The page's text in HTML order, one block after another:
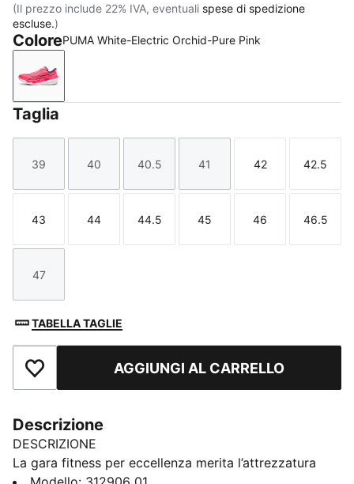
(Il prezzo include 22% IVA, eventuali spese di spedizione
escluse.)
ColorePUMA White-Electric Orchid-Pure Pink
PUMA White-Electric Orchid-Pure Pink
Taglia
Taglia
39
Taglia
40
Taglia
40.5
Taglia
41
Taglia
42
Taglia
42.5
Taglia
43
Taglia
44
Taglia
44.5
Taglia
45
Taglia
46
Taglia
46.5
Taglia
47
TABELLA TAGLIE
Aggiungi ai PreferitiAGGIUNGI AL CARRELLO
Descrizione
DESCRIZIONE
La gara fitness per eccellenza merita l’attrezzatura